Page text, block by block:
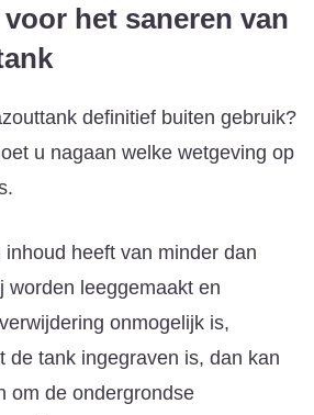
het saneren van
definitief buiten gebruik?
u nagaan welke wetgeving op
heeft van minder dan
worden leeggemaakt en
onmogelijk is,
de tank ingegraven is, dan kan
om de ondergrondse